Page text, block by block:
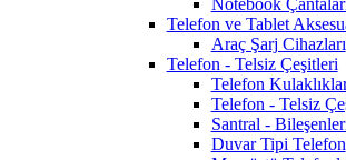
Notebook
Telefon ve Tablet
Araç Şarj Cihazları
Telefon - Telsiz Çeşitleri
Telefon
Telefon - Telsiz
Santral -
Duvar Tipi Telefon